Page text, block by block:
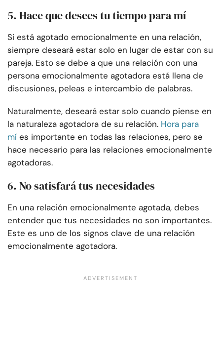
5. Hace que desees tu tiempo para mí
Si está agotado emocionalmente en una relación,
siempre deseará estar solo en lugar de estar con su
pareja. Esto se debe a que una relación con una
persona emocionalmente agotadora está llena de
discusiones, peleas e intercambio de palabras.
Naturalmente, deseará estar solo cuando piense en
la naturaleza agotadora de su relación. Hora para
mí es importante en todas las relaciones, pero se
hace necesario para las relaciones emocionalmente
agotadoras.
6. No satisfará tus necesidades
En una relación emocionalmente agotada, debes
entender que tus necesidades no son importantes.
Este es uno de los signos clave de una relación
emocionalmente agotadora.